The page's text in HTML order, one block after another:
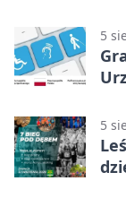
5
5